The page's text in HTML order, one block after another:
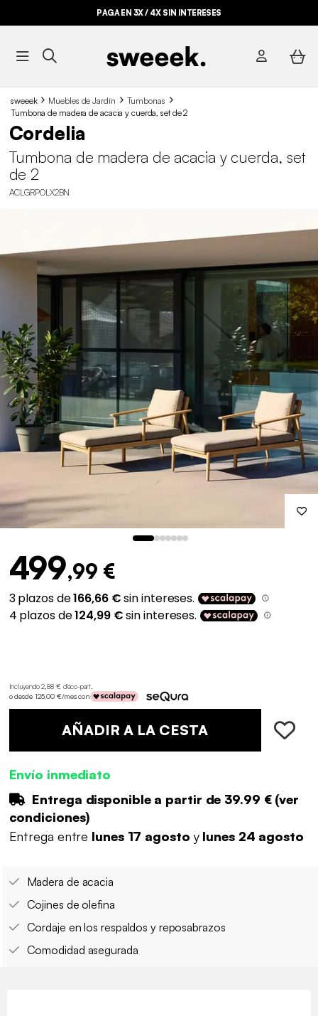
PAGA EN 3X / 4X SIN INTERESES
sweeek Muebles de Jardín
Tumbonas
Tumbona de madera de acacia y cuerda, set de 2
Cordelia
Tumbona de madera de acacia y cuerda, set
de 2
ACLGRPOLX2BN
499,99 €
Incluyendo 2,88 € d'éco-part.
o desde 125,00 €/mes con
AÑADIR A LA CESTA
Envío inmediato
Entrega disponible a partir de 39.99 €(ver
condiciones)
Entrega entre lunes 17 agosto y lunes 24 agosto
Madera de acacia
Cojines de olefina
Cordaje en los respaldos y reposabrazos
Comodidad asegurada